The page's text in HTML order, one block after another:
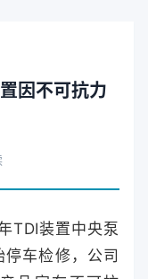
因不可抗力
装置中央泵
车检修，公司